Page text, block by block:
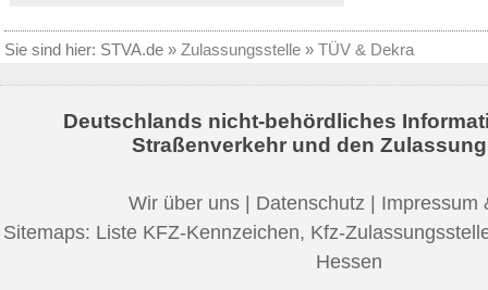
Sie sind hier: STVA.de » Zulassungsstelle » TÜV & Dekra
Deutschlands nicht-behördliches
Straßenverkehr und den
Wir über uns Datenschutz
Impressum
Sitemaps: Liste KFZ-Kennzeichen, Kfz-
Hessen